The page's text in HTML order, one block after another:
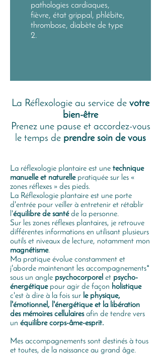
pathologies cardiaques,
fièvre, état grippal, phlébite,
thrombose, diabète de type
2.
La Réflexologie au service de votre
bien-être
Prenez une pause et accordez-vous
le temps de prendre soin de vous
​La réflexologie plantaire est une technique
manuelle et naturellepratiquée sur les «
zones réflexes » des pieds.
La Réflexologie plantaire est une porte
d'entrée pour veiller à entretenir et rétablir
l'équilibre de santéde la personne.
Sur les zones réflexes plantaires, je retrouve
différentes informations en utilisant plusieurs
outils et niveaux de lecture, notamment mon
magnétisme.
Ma pratique évolue constamment et
j'aborde maintenant les accompagnements*
sous un angle psychocorporel et psycho-
énergétiquepour agir de façon holistique
c'est à dire à la fois sur le physique,
l'émotionnel, l'énergétique et la libération
des mémoires cellulairesafin de tendre vers
un équilibre corps-âme-esprit.
Mes accompagnements sont destinés à tous
et toutes, de la naissance au grand âge.